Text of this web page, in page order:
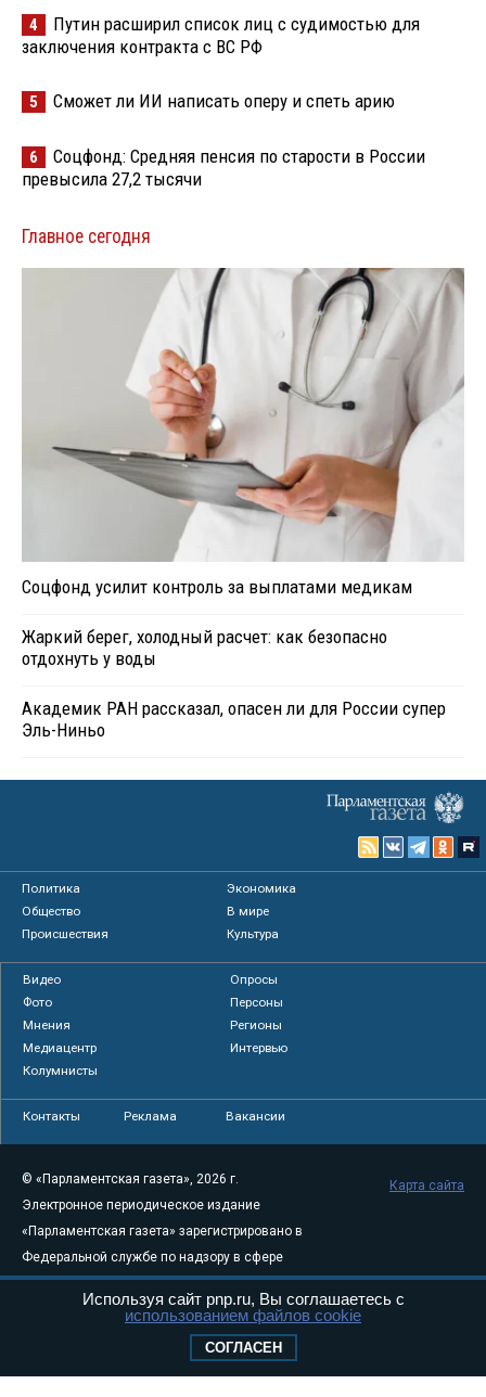
4
Путин расширил список лиц с судимостью для
заключения контракта с ВС РФ
5 Сможет ли ИИ написать оперу и спеть арию
6
Соцфонд: Средняя пенсия по старости в России
превысила 27,2 тысячи
Главное сегодня
Соцфонд усилит контроль за выплатами медикам
Жаркий берег, холодный расчет: как безопасно
отдохнуть у воды
Академик РАН рассказал, опасен ли для России супер
Эль-Ниньо
Политика
Экономика
Общество
В мире
Происшествия
Культура
Видео
Опросы
Фото
Персоны
Мнения
Регионы
Медиацентр
Интервью
Колумнисты
Контакты Реклама Вакансии
© «Парламентская газета», 2026 г.
Электронное периодическое издание
«Парламентская газета» зарегистрировано в
Федеральной службе по надзору в сфере
связи, информационных технологий и
массовых коммуникаций (Роскомнадзор) 05
Свидетельство о регистрации Эл № ФС77-
Карта сайта
Используя сайт pnp.ru, Вы соглашаетесь с
использованием файлов cookie
СОГЛАСЕН